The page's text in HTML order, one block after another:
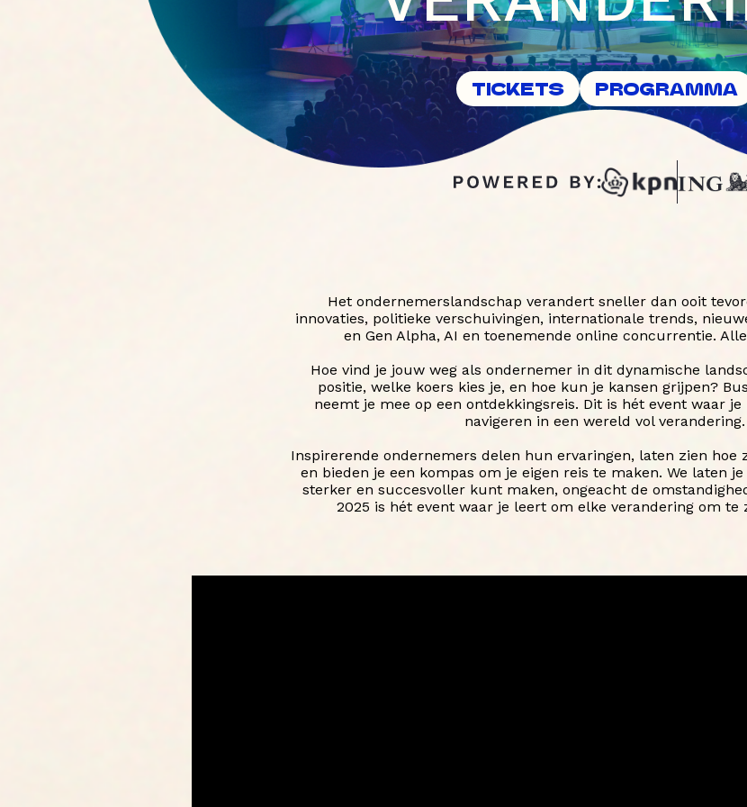
TICKETS PROGRAMMA
Het ondernemerslandschap verandert sneller dan ooit
innovaties, politieke verschuivingen, internationale trends,
en Gen Alpha, AI en toenemende online concurrentie.
Hoe vind je jouw weg als ondernemer in dit dynamische
positie, welke koers kies je, en hoe kun je kansen grijpen?
neemt je mee op een ontdekkingsreis. Dit is hét event waar
navigeren in een wereld vol verandering.
Inspirerende ondernemers delen hun ervaringen, laten zien hoe
en bieden je een kompas om je eigen reis te maken. We laten
sterker en succesvoller kunt maken, ongeacht de
2025 is hét event waar je leert om elke verandering om te